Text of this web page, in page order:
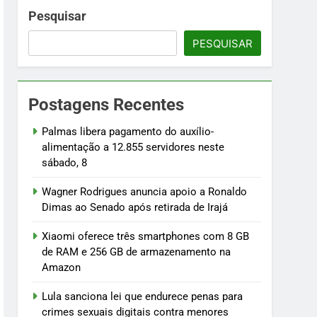
na Amazon
Pesquisar
PESQUISAR
Postagens Recentes
Palmas libera pagamento do auxílio-
alimentação a 12.855 servidores neste
sábado, 8
Wagner Rodrigues anuncia apoio a Ronaldo
Dimas ao Senado após retirada de Irajá
Xiaomi oferece três smartphones com 8 GB
de RAM e 256 GB de armazenamento na
Amazon
Lula sanciona lei que endurece penas para
crimes sexuais digitais contra menores